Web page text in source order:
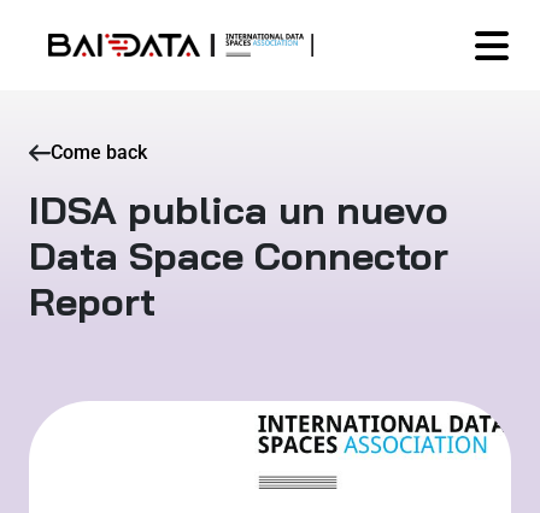
Come back
IDSA publica un nuevo
Data Space Connector
Report